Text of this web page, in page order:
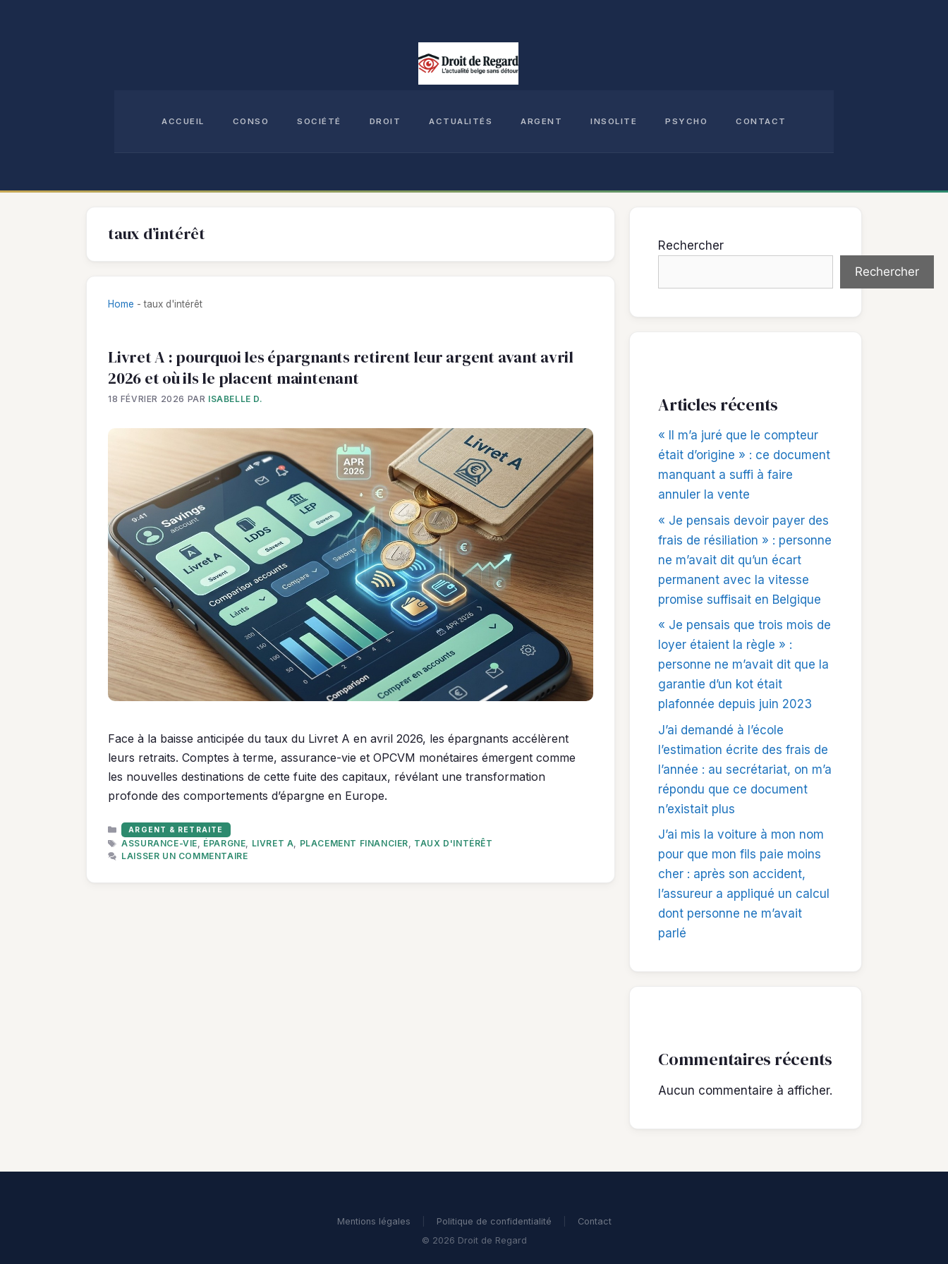
ACCUEIL CONSO SOCIÉTÉ DROIT ACTUALITÉS ARGENT INSOLITE PSYCHO CONTACT
taux d’intérêt
Home -taux d'intérêt
Livret A : pourquoi les épargnants retirent leur argent avant avril
2026 et où ils le placent maintenant
18 FÉVRIER 2026 PAR ISABELLE D.
Face à la baisse anticipée du taux du Livret A en avril 2026, les épargnants accélèrent
leurs retraits. Comptes à terme, assurance-vie et OPCVM monétaires émergent comme
les nouvelles destinations de cette fuite des capitaux, révélant une transformation
profonde des comportements d’épargne en Europe.
CATÉGORIES
ARGENT & RETRAITE
ÉTIQUETTES
ASSURANCE-VIE, ÉPARGNE, LIVRET A, PLACEMENT FINANCIER, TAUX D'INTÉRÊT
LAISSER UN COMMENTAIRE
Rechercher
Rechercher
Articles récents
« Il m’a juré que le compteur
était d’origine » : ce document
manquant a suffi à faire
annuler la vente
« Je pensais devoir payer des
frais de résiliation » : personne
ne m’avait dit qu’un écart
permanent avec la vitesse
promise suffisait en Belgique
« Je pensais que trois mois de
loyer étaient la règle » :
personne ne m’avait dit que la
garantie d’un kot était
plafonnée depuis juin 2023
J’ai demandé à l’école
l’estimation écrite des frais de
l’année : au secrétariat, on m’a
répondu que ce document
n’existait plus
J’ai mis la voiture à mon nom
pour que mon fils paie moins
cher : après son accident,
l’assureur a appliqué un calcul
dont personne ne m’avait
parlé
Commentaires récents
Aucun commentaire à afficher.
Mentions légales Politique de confidentialité
Contact
© 2026 Droit de Regard